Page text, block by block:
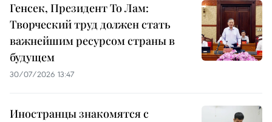
Генсек, Президент То Лам:
Творческий труд должен стать
важнейшим ресурсом страны в
будущем
30/07/2026 13:47
Иностранцы знакомятся с